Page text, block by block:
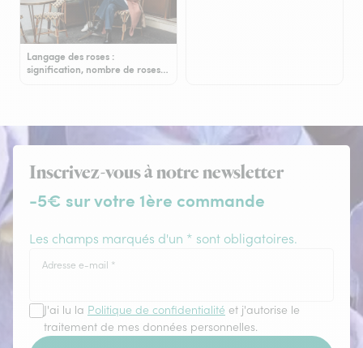
Langage des roses :
signification, nombre de roses…
Inscrivez-vous à notre newsletter
-5€ sur votre 1ère commande
Les champs marqués d'un * sont obligatoires.
Adresse e-mail *
J'ai lu la Politique de confidentialité et j'autorise le
traitement de mes données personnelles.